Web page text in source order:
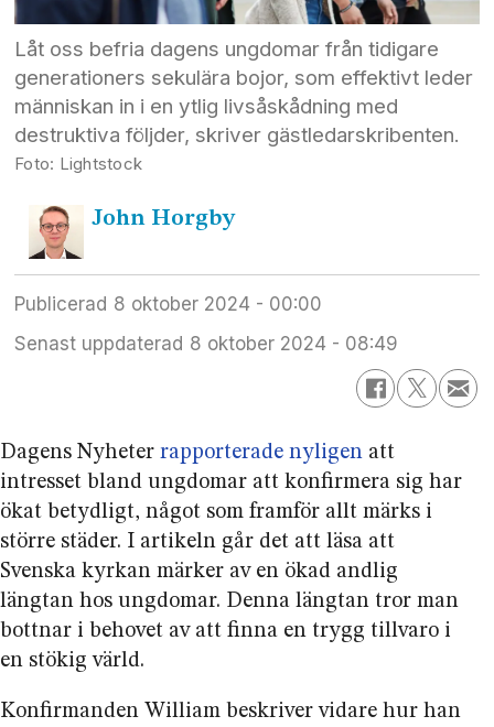
Låt oss befria dagens ungdomar från tidigare
generationers sekulära bojor, som effektivt leder
människan in i en ytlig livsåskådning med
destruktiva följder, skriver gästledarskribenten.
Lightstock
John Horgby
Publicerad
8 oktober 2024 - 00:00
Senast uppdaterad
8 oktober 2024 - 08:49
Dagens Nyheter rapporterade nyligen att
intresset bland ungdomar att konfirmera sig har
ökat betydligt, något som framför allt märks i
större städer. I artikeln går det att läsa att
Svenska kyrkan märker av en ökad andlig
längtan hos ungdomar. Denna längtan tror man
bottnar i behovet av att finna en trygg tillvaro i
en stökig värld.
Konfirmanden William beskriver vidare hur han